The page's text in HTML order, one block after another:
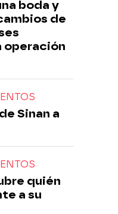
boda y
de
operación
Sinan a
quién
a su